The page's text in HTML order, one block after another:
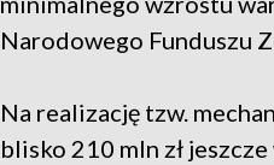
Narodowego Funduszu
Na realizację tzw.
blisko 210 mln zł